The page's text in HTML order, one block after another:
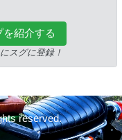
紹介する
スグに登録！
reserved.